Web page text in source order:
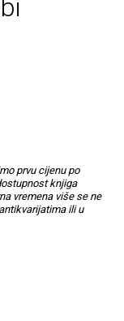
prvu cijenu po
knjiga
vremena više se ne
ili u